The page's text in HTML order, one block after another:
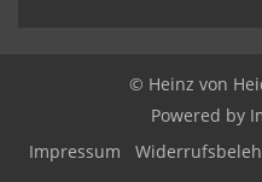
© Heinz von
Powered by
Impressum